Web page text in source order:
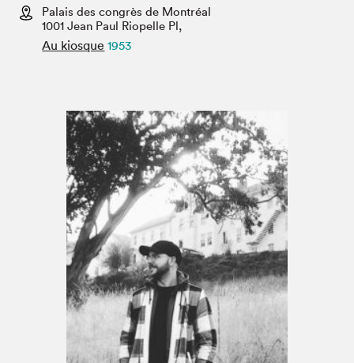
Espace enseignant·e·s
Espace pro
Palais des congrès de Montréal
1001 Jean Paul Riopelle Pl,
Au kiosque 1953